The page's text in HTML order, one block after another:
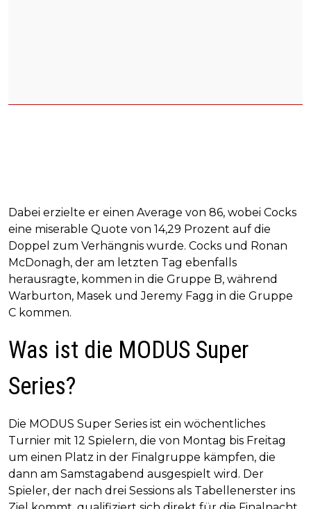
Dabei erzielte er einen Average von 86, wobei Cocks
eine miserable Quote von 14,29 Prozent auf die
Doppel zum Verhängnis wurde. Cocks und Ronan
McDonagh, der am letzten Tag ebenfalls
herausragte, kommen in die Gruppe B, während
Warburton, Masek und Jeremy Fagg in die Gruppe
C kommen.
Was ist die MODUS Super
Series?
Die MODUS Super Series ist ein wöchentliches
Turnier mit 12 Spielern, die von Montag bis Freitag
um einen Platz in der Finalgruppe kämpfen, die
dann am Samstagabend ausgespielt wird. Der
Spieler, der nach drei Sessions als Tabellenerster ins